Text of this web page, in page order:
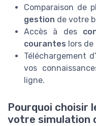
Comparaison de
gestion de votre
Accès à des
courantes lors
Téléchargement
vos
ligne.
Pourquoi choisir
votre simulation